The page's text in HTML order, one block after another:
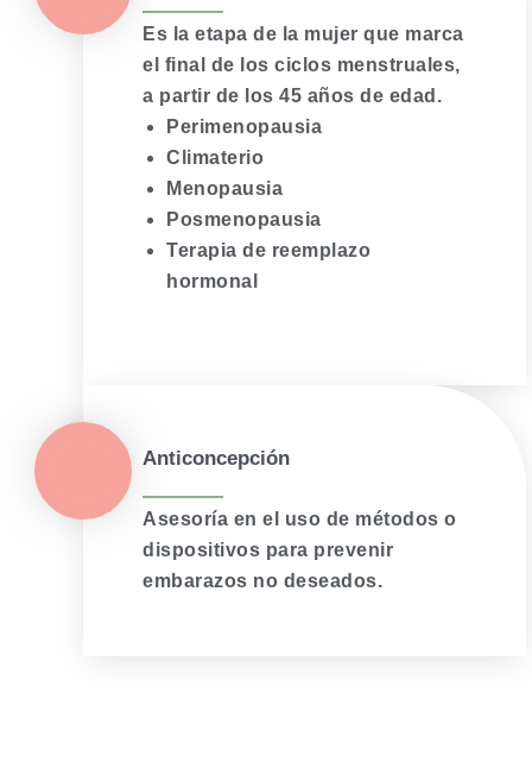
Es la etapa de la mujer que marca
el final de los ciclos menstruales,
a partir de los 45 años de edad.
Perimenopausia
Climaterio
Menopausia
Posmenopausia
Terapia de reemplazo
hormonal
Anticoncepción
Asesoría en el uso de métodos o
dispositivos para prevenir
embarazos no deseados.